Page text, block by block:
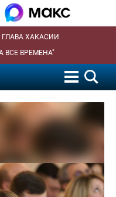
ГЛАВА ХАКАСИИ
ВСЕ ВРЕМЕНА"